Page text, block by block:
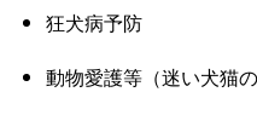
狂犬病予防
動物愛護等（迷い犬猫の